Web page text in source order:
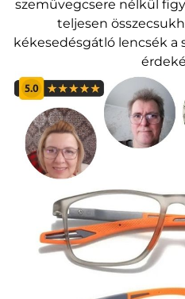
szemüvegcsere nélkül
teljesen
kékesedésgátló lencsék a